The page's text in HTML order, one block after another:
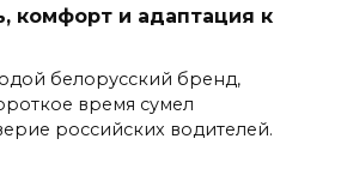
комфорт и адаптация к
белорусский бренд,
время сумел
российских водителей.